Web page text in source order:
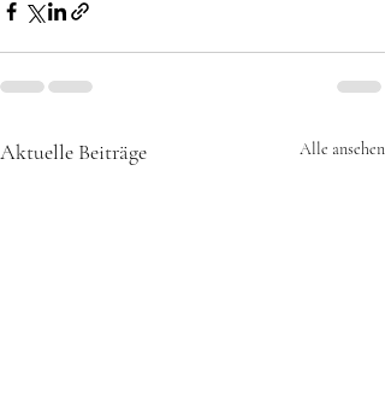
Aktuelle Beiträge Alle ansehen